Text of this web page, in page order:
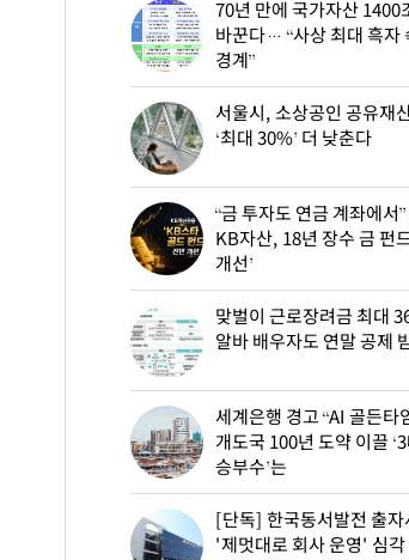
70년 만에 국가자산 1400
바꾼다… “사상 최대 흑자
경계”
서울시, 소상공인 공유재
‘최대 30%’ 더 낮춘다
“금 투자도 연금 계좌에서
KB자산, 18년 장수 금 펀
개선’
맞벌이 근로장려금 최대
알바 배우자도 연말 공제
세계은행 경고 “AI 골든타
개도국 100년 도약 이끌 ‘3
승부수’는
[단독] 한국동서발전 출자
'제멋대로 회사 운영' 심